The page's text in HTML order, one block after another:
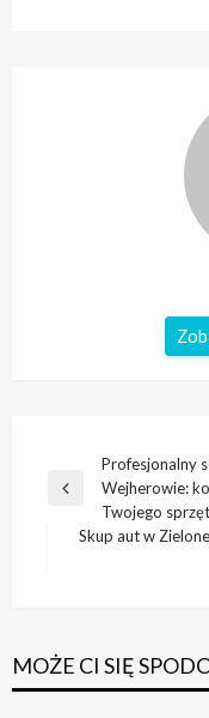
Nawigacja
wpisu
Poprzedni
Profesjonalny
Wejherowie:
Twojego
Skup aut w
MOŻE CI SIĘ